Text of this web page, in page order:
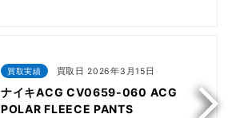
買取実績 買取日 2026年3月15日
ナイキACG CV0659-060 ACG
POLAR FLEECE PANTS